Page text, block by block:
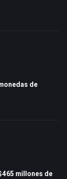
de
millones de